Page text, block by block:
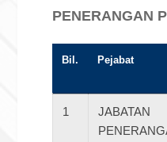
PENERANGAN
Bil. Pejabat
1
JABATAN